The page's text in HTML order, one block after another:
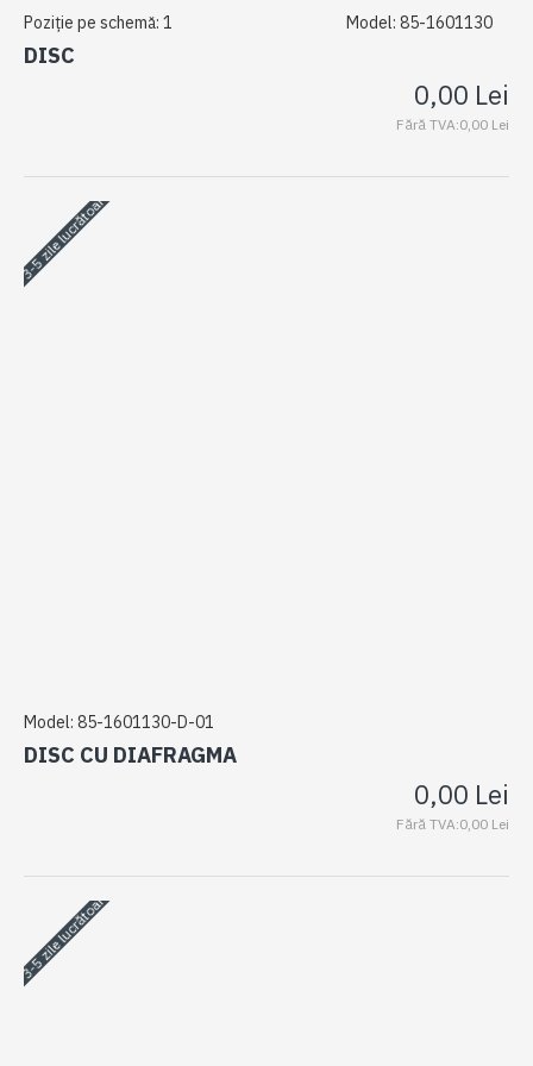
Poziție pe schemă: 1 Model: 85-1601130
DISC
0,00 Lei
Fără TVA:0,00 Lei
3-5 zile lucrătoare
Model: 85-1601130-D-01
DISC CU DIAFRAGMA
0,00 Lei
Fără TVA:0,00 Lei
3-5 zile lucrătoare